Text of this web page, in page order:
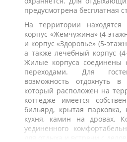
предусмотрена бесплатная
На территории
корпус «Жемчужина» (4-
и корпус «Здоровье» (5-
а также лечебный корпус
Жилые корпуса соединены
переходами. Для
возможность отдохнуть в
который расположен на
коттедже имеется
бильярд, крытая парковка,
кухня, камин на дровах.
уединенного